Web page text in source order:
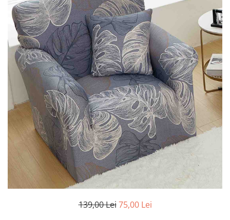
139,00 Lei 75,00 Lei